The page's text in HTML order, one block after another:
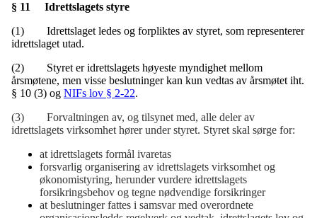
§ 11 Idrettslagets styre
(1) Idrettslaget ledes og forpliktes av styret, som representerer
idrettslaget utad.
(2) Styret er idrettslagets høyeste myndighet mellom
årsmøtene, men visse beslutninger kan kun vedtas av årsmøtet iht.
§ 10 (3) og NIFs lov § 2-22.
(3) Forvaltningen av, og tilsynet med, alle deler av
idrettslagets virksomhet hører under styret. Styret skal sørge for:
at idrettslagets formål ivaretas
forsvarlig organisering av idrettslagets virksomhet og
økonomistyring, herunder vurdere idrettslagets
forsikringsbehov og tegne nødvendige forsikringer
at beslutninger fattes i samsvar med overordnete